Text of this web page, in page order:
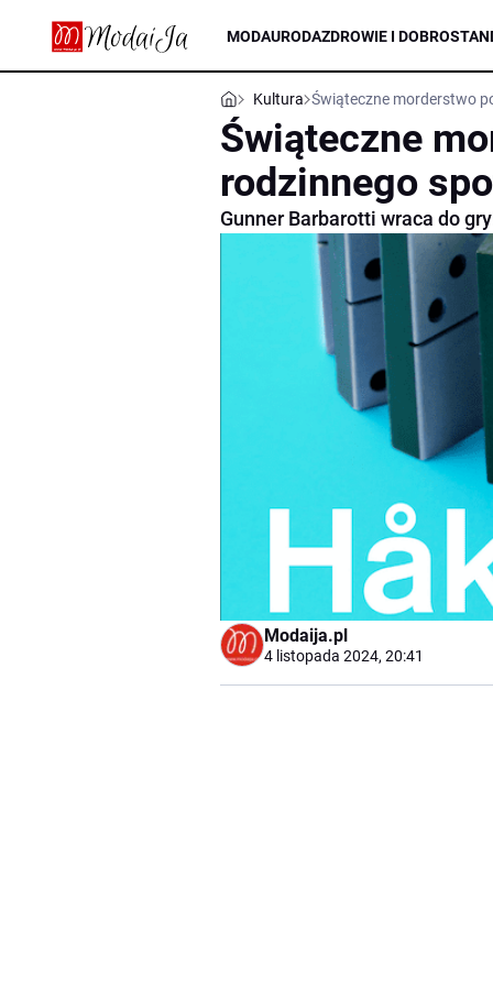
MODAURODAZDROWIE I DOBROSTAN
Kultura Świąteczne morderstwo
Świąteczne
rodzinnego
Gunner Barbarotti wraca do
Modaija.pl
4 listopada 2024, 20:41